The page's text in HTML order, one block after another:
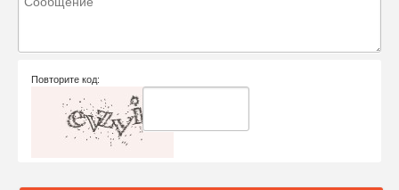
Повторите код: